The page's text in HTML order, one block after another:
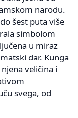
narodu.
šest puta više
simbolom
u miraz
dar. Kunga
veličina i
svega, od